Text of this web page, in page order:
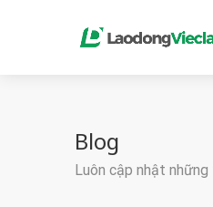
Blog
Luôn cập nhật